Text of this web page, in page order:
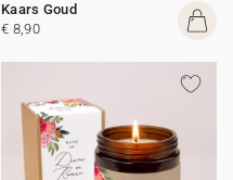
Kaars Goud
€ 8,90